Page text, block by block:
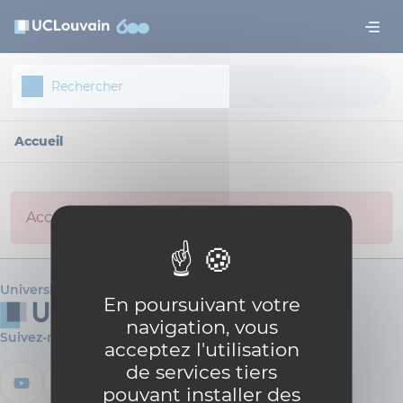
En poursuivant votre
navigation, vous
acceptez l'utilisation
de services tiers
pouvant installer des
Accueil
Access not allowed for anonymous user.
Université catholique de Louvain
Suivez-nous